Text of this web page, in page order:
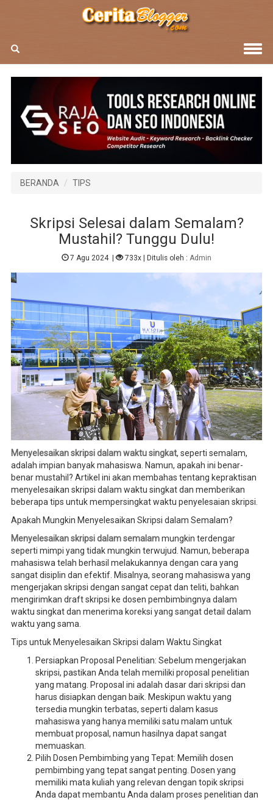
BERANDA TIPS
Skripsi Selesai dalam Semalam?
Mustahil? Tunggu Dulu!
7 Agu 2024| 733x | Ditulis oleh :Admin
Menyelesaikan skripsi dalam waktu singkat, seperti semalam,
adalah impian banyak mahasiswa. Namun, apakah ini benar-
benar mustahil? Artikel ini akan membahas tentang kepraktisan
menyelesaikan skripsi dalam waktu singkat dan memberikan
beberapa tips untuk mempersingkat waktu penyelesaian skripsi.
Apakah Mungkin Menyelesaikan Skripsi dalam Semalam?
Menyelesaikan skripsi dalam semalammungkin terdengar
seperti mimpi yang tidak mungkin terwujud. Namun, beberapa
mahasiswa telah berhasil melakukannya dengan cara yang
sangat disiplin dan efektif. Misalnya, seorang mahasiswa yang
mengerjakan skripsi dengan sangat cepat dan teliti, bahkan
mengirimkan draft skripsi ke dosen pembimbingnya dalam
waktu singkat dan menerima koreksi yang sangat detail dalam
waktu yang sama.
Tips untuk Menyelesaikan Skripsi dalam Waktu Singkat
Persiapkan Proposal Penelitian: Sebelum mengerjakan
skripsi, pastikan Anda telah memiliki proposal penelitian
yang matang. Proposal ini adalah dasar dari skripsi dan
harus disiapkan dengan baik. Meskipun waktu yang
tersedia mungkin terbatas, seperti dalam kasus
mahasiswa yang hanya memiliki satu malam untuk
membuat proposal, namun hasilnya dapat sangat
memuaskan.
Pilih Dosen Pembimbing yang Tepat: Memilih dosen
pembimbing yang tepat sangat penting. Dosen yang
memiliki mata kuliah yang relevan dengan topik skripsi
Anda dapat membantu Anda dalam proses penelitian dan